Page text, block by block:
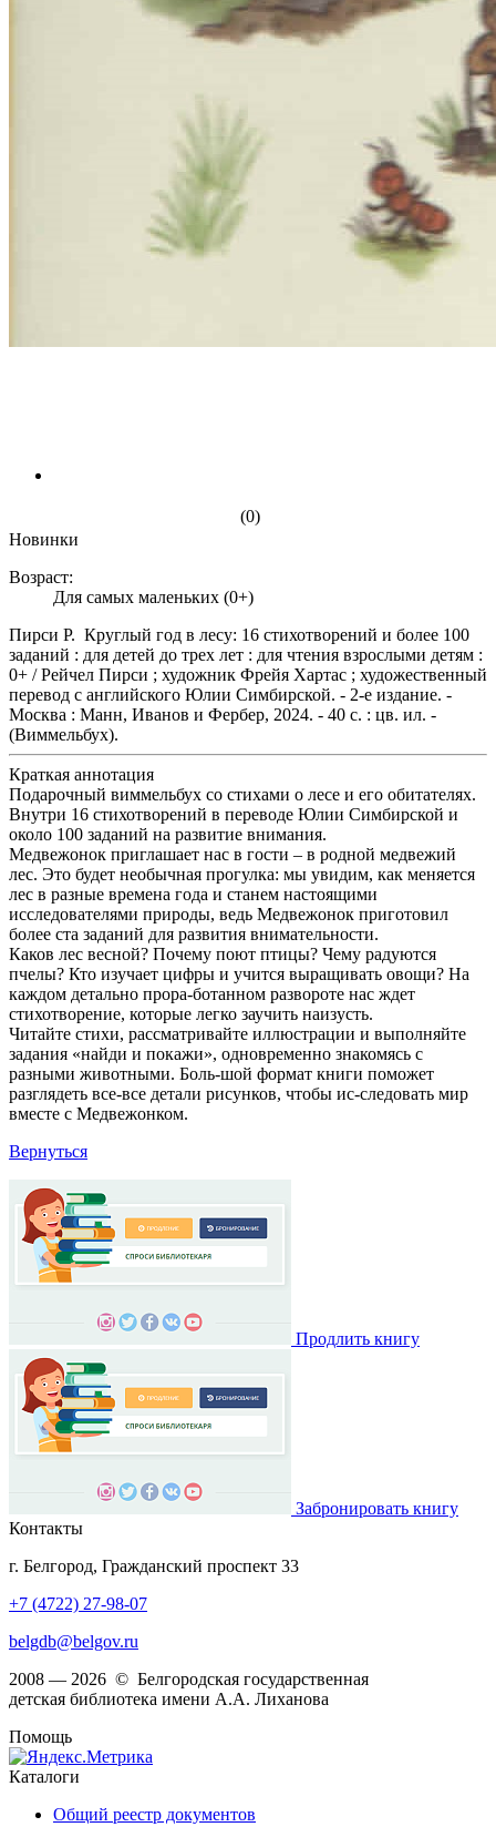
(0)
Новинки
Возраст:
Для самых маленьких (0+)
Пирси Р. Круглый год в лесу: 16 стихотворений и более 100
заданий : для детей до трех лет : для чтения взрослыми детям :
0+ / Рейчел Пирси ; художник Фрейя Хартас ; художественный
перевод с английского Юлии Симбирской. - 2-е издание. -
Москва : Манн, Иванов и Фербер, 2024. - 40 с. : цв. ил. -
(Виммельбух).
Краткая аннотация
Подарочный виммельбух со стихами о лесе и его обитателях.
Внутри 16 стихотворений в переводе Юлии Симбирской и
около 100 заданий на развитие внимания.
Медвежонок приглашает нас в гости – в родной медвежий
лес. Это будет необычная прогулка: мы увидим, как меняется
лес в разные времена года и станем настоящими
исследователями природы, ведь Медвежонок приготовил
более ста заданий для развития внимательности.
Каков лес весной? Почему поют птицы? Чему радуются
пчелы? Кто изучает цифры и учится выращивать овощи? На
каждом детально прора-ботанном развороте нас ждет
стихотворение, которые легко заучить наизусть.
Читайте стихи, рассматривайте иллюстрации и выполняйте
задания «найди и покажи», одновременно знакомясь с
разными животными. Боль-шой формат книги поможет
разглядеть все-все детали рисунков, чтобы ис-следовать мир
вместе с Медвежонком.
Вернуться
Продлить книгу
Забронировать книгу
Контакты
г. Белгород, Гражданский проспект 33
+7 (4722) 27-98-07
belgdb@belgov.ru
2008 — 2026 © Белгородская государственная
детская библиотека имени А.А. Лиханова
Помощь
Каталоги
Общий реестр документов